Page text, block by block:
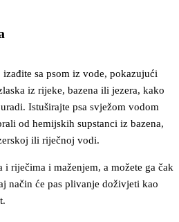
sa psom iz vode, pokazujući
iz rijeke, bazena ili jezera, kako
Istuširajte psa svježom vodom
od hemijskih supstanci iz bazena,
ili riječnoj vodi.
i riječima i maženjem, a možete ga čak
način će pas plivanje doživjeti kao